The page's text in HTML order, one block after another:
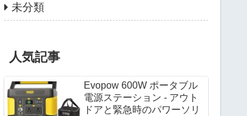
未分類
人気記事
Evopow 600W ポータブル
電源ステーション - アウト
ドアと緊急時のパワーソリ